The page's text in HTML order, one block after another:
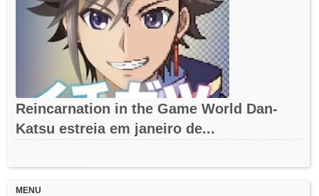
Reincarnation in the Game World Dan-
Katsu estreia em janeiro de...
MENU